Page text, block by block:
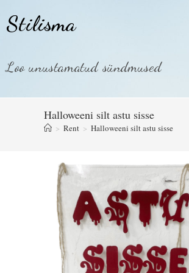
Stilisma
Loo unustamatud sündmused
Halloweeni silt astu sisse
> Rent > Halloweeni silt astu sisse